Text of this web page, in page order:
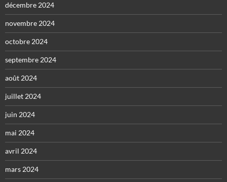
décembre 2024
novembre 2024
octobre 2024
septembre 2024
août 2024
juillet 2024
juin 2024
mai 2024
avril 2024
mars 2024